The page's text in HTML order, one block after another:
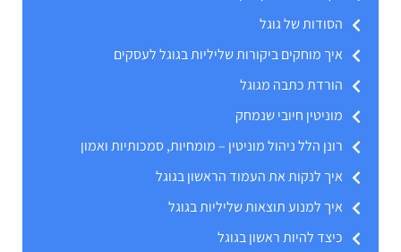
הסודות של גוגל
איך מוחקים ביקורות שליליות בגוגל לעסקים
הורדת כתבה מגוגל
מוניטין חיובי שנמחק
רונן הלל ניהול מוניטין – מומחיות, סמכותיות ואמון
איך לנקות את העמוד הראשון בגוגל
איך למנוע תוצאות שליליות בגוגל
כיצד להיות ראשון בגוגל